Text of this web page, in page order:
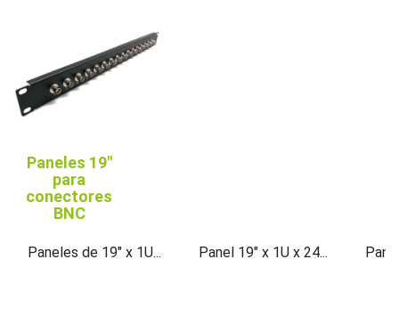
Paneles 19"
para
conectores
BNC
Paneles de 19" x 1U... Panel 19" x 1U x 24...